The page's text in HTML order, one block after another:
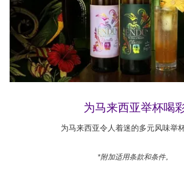
为马来西亚举杯喝
为马来西亚令人着迷的多元风味举杯
*附加适用条款和条件。